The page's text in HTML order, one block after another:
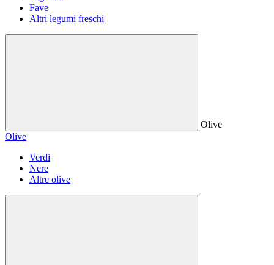
Fave
Altri legumi freschi
Olive
Olive
Verdi
Nere
Altre olive